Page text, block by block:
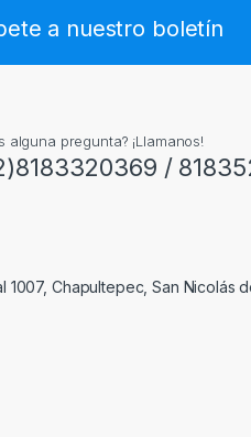
a nuestro boletín
alguna pregunta? ¡Llamanos!
/
1007, Chapultepec, San Nicolás